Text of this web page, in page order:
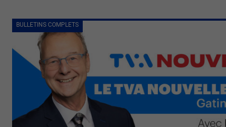
BULLETINS COMPLETS